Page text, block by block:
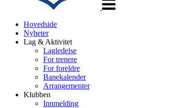
Hovedside
Nyheter
Lag & Aktivitet
Lagledelse
For trenere
For foreldre
Banekalender
Arrangementer
Klubben
Innmelding